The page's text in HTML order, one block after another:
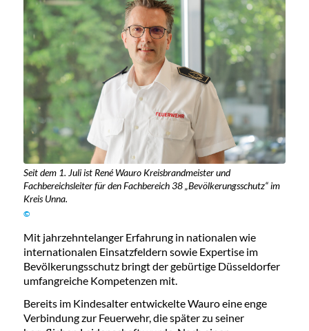
Seit dem 1. Juli ist René Wauro Kreisbrandmeister und
Fachbereichsleiter für den Fachbereich 38 „Bevölkerungsschutz“ im
Kreis Unna.
©
Mit jahrzehntelanger Erfahrung in nationalen wie
internationalen Einsatzfeldern sowie Expertise im
Bevölkerungsschutz bringt der gebürtige Düsseldorfer
umfangreiche Kompetenzen mit.
Bereits im Kindesalter entwickelte Wauro eine enge
Verbindung zur Feuerwehr, die später zu seiner